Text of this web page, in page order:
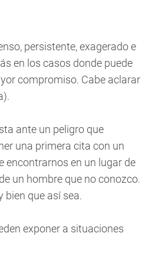
persistente, exagerado e
en los casos donde puede
compromiso. Cabe aclarar
ante un peligro que
una primera cita con un
encontrarnos en un lugar de
un hombre que no conozco.
que así sea.
exponer a situaciones